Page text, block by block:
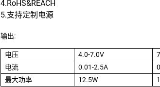
4.RoHS&REACH
5.支持定制电源
输出:
电压 4.0-7.0V
电流
0.01-2.5A
最大功率
12.5W